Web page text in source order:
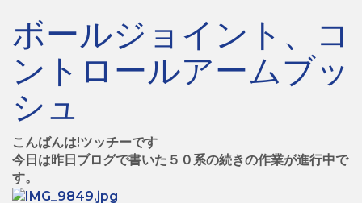
RECRUIT
ボールジョイント、コ
ントロールアームブッ
シュ
こんばんは!ツッチーです
今日は昨日ブログで書いた５０系の続きの作業が進行中で
す。